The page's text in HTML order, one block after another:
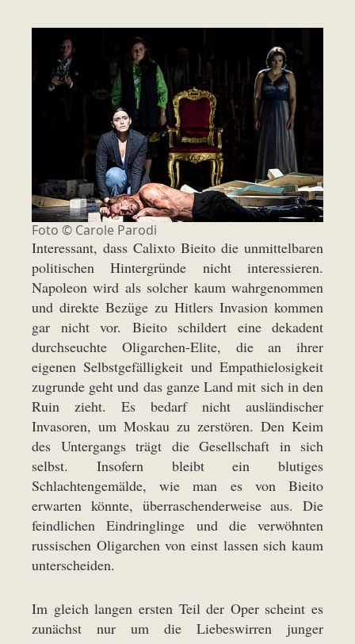
Foto © Carole Parodi
Interessant, dass Calixto Bieito die unmittelbaren
politischen Hintergründe nicht interessieren.
Napoleon wird als solcher kaum wahrgenommen
und direkte Bezüge zu Hitlers Invasion kommen
gar nicht vor. Bieito schildert eine dekadent
durchseuchte Oligarchen-Elite, die an ihrer
eigenen Selbstgefälligkeit und Empathielosigkeit
zugrunde geht und das ganze Land mit sich in den
Ruin zieht. Es bedarf nicht ausländischer
Invasoren, um Moskau zu zerstören. Den Keim
des Untergangs trägt die Gesellschaft in sich
selbst. Insofern bleibt ein blutiges
Schlachtengemälde, wie man es von Bieito
erwarten könnte, überraschenderweise aus. Die
feindlichen Eindringlinge und die verwöhnten
russischen Oligarchen von einst lassen sich kaum
unterscheiden.
Im gleich langen ersten Teil der Oper scheint es
zunächst nur um die Liebeswirren junger